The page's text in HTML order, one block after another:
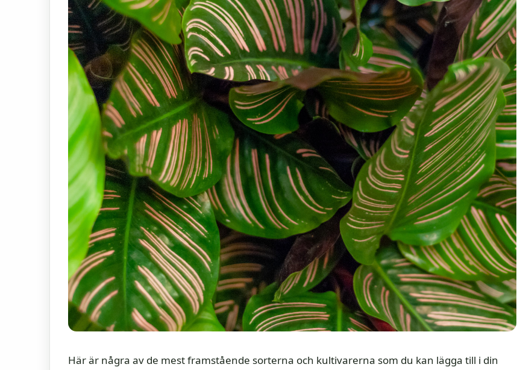
Här är några av de mest framstående sorterna och kultivarerna som du kan lägga till i din